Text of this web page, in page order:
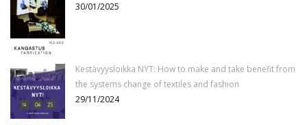
30/01/2025
Kestävyysloikka NYT: How to make and take benefit from
the systems change of textiles and fashion
29/11/2024